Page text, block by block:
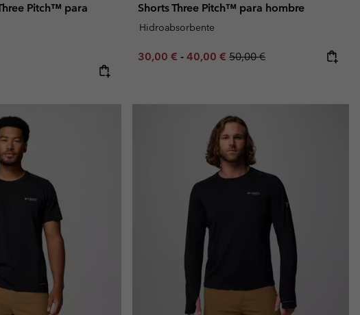
Pitch™ para
Shorts Three Pitch™ para hombre
Hidroabsorbente
Minimum sale price:
30,00 € - Maximum sale price:
40,00 € Regular price:
50,00 €